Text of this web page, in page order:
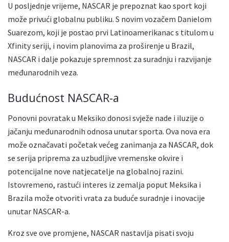
U posljednje vrijeme, NASCAR je prepoznat kao sport koji
može privući globalnu publiku. S novim vozačem Danielom
Suarezom, koji je postao prvi Latinoamerikanac s titulom u
Xfinity seriji, i novim planovima za proširenje u Brazil,
NASCAR i dalje pokazuje spremnost za suradnju i razvijanje
međunarodnih veza.
Budućnost NASCAR-a
Ponovni povratak u Meksiko donosi svježe nade i iluzije o
jačanju međunarodnih odnosa unutar sporta. Ova nova era
može označavati početak većeg zanimanja za NASCAR, dok
se serija priprema za uzbudljive vremenske okvire i
potencijalne nove natjecatelje na globalnoj razini.
Istovremeno, rastući interes iz zemalja poput Meksika i
Brazila može otvoriti vrata za buduće suradnje i inovacije
unutar NASCAR-a.
Kroz sve ove promjene, NASCAR nastavlja pisati svoju